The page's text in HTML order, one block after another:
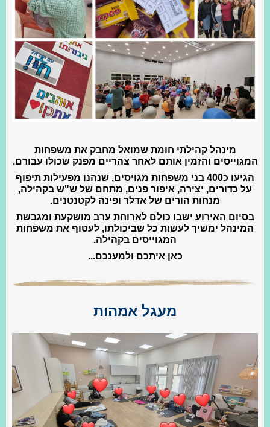
מינהל קהילתי חומת שמואל מחבק את משפחות
המגוייסים והזמין אותם לאחר צהריים מפנק שכולו עבורם.
הגיעו כ400 בני משפחות מגויסים, שנהנו מפעילות תיפוף
על כדורים, יצירה, איפור פנים, מתחם של ש"ש בקהילה,
מנחות הורים של אדלר ופינה לקטנטנים.
בסיום האירוע ישבו כולם לארוחת ערב מושקעת ומגבשת
המינהל ימשיך לעשות כל שביכולתו, לעטוף את משפחות
המגוייסים בקהילה.
כאן איתכם ולמענכם...
מעגל אמהות